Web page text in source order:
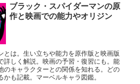
ブラック・スパイダーマンの原
作と映画での能力やオリジン
とは。生い立ちや能力を原作版と映画版
詳しく解説。映画の予習・復習にも。能
のキャラクターとの関係を知れる。どの
も記載。マーベルキャラ図鑑。